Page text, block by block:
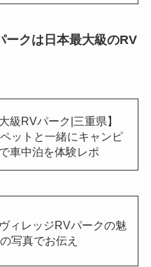
ークは日本最大級のRV
級RVパーク|三重県】
ットと一緒にキャンピ
車中泊を体験レポ
ィレッジRVパークの魅
写真でお伝え